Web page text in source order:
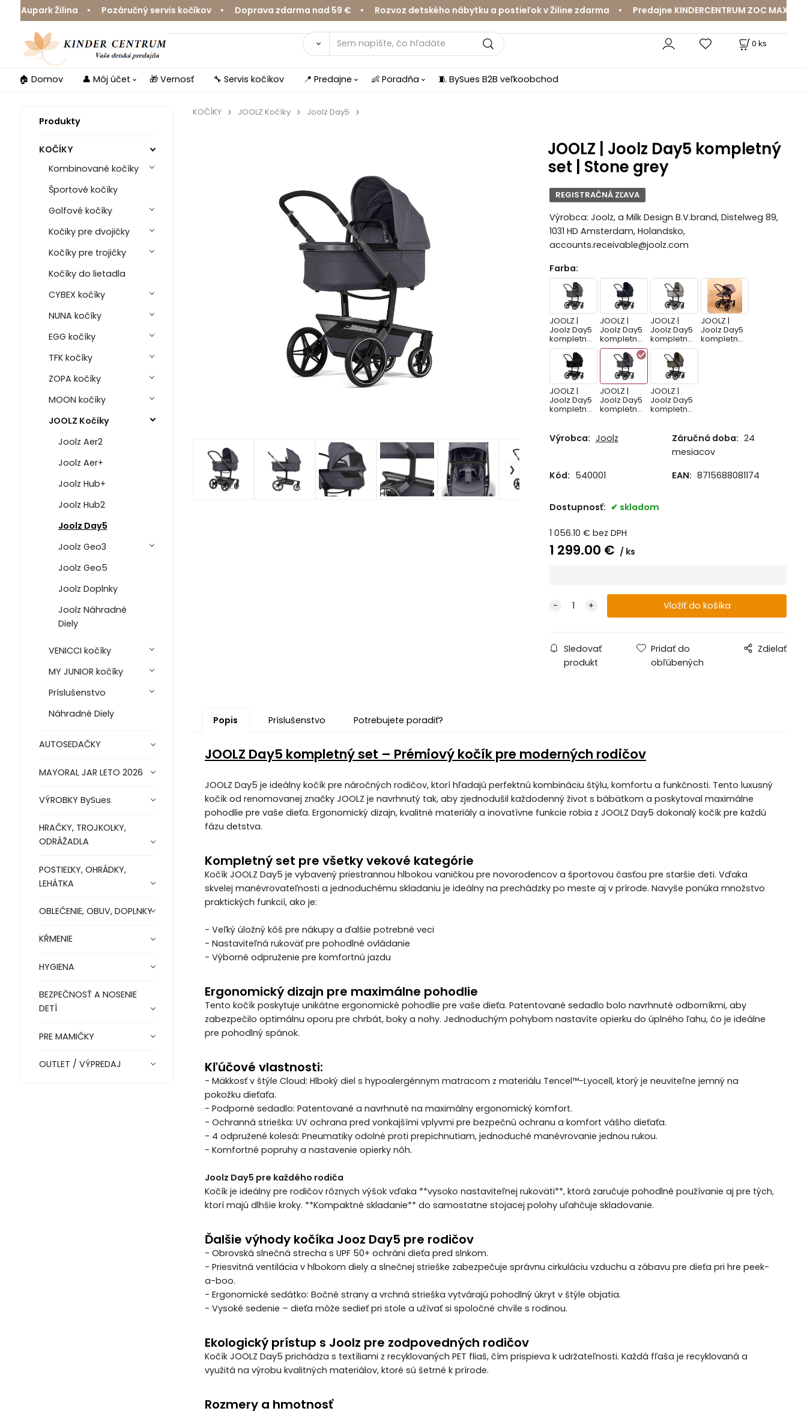
Žilina • Pozáručný servis kočíkov • Doprava zdarma nad 59 € • Rozvoz detského nábytku a postieľok v Žiline zdarma • Predajne KINDERCENTRUM ZOC MAX a
0 ks
🏠 Domov 👤 Môj účet 🎁 Vernosť 🔧 Servis kočíkov 📍 Predajne 👶 Poradňa 🧵 BySues B2B veľkoobchod
Produkty
KOČÍKY
Kombinované kočíky
Športové kočíky
Golfové kočíky
Kočiky pre dvojičky
Kočíky pre trojičky
Kočíky do lietadla
CYBEX kočíky
NUNA kočíky
EGG kočíky
TFK kočíky
ZOPA kočíky
MOON kočíky
JOOLZ Kočíky
Joolz Aer2
Joolz Aer+
Joolz Hub+
Joolz Hub2
Joolz Day5
Joolz Geo3
Joolz Geo5
Joolz Doplnky
Joolz Náhradné
Diely
VENICCI kočíky
MY JUNIOR kočíky
Príslušenstvo
Náhradné Diely
AUTOSEDAČKY
MAYORAL JAR LETO 2026
VÝROBKY BySues
HRAČKY, TROJKOLKY,
ODRÁŽADLA
POSTIEĽKY, OHRÁDKY,
LEHÁTKA
OBLEČENIE, OBUV, DOPLNKY
KŔMENIE
HYGIENA
BEZPEČNOSŤ A NOSENIE
DETÍ
PRE MAMIČKY
OUTLET / VÝPREDAJ
KOČÍKY JOOLZ Kočíky Joolz Day5
JOOLZ | Joolz Day5 kompletný
set | Stone grey
REGISTRAČNÁ ZĽAVA
Výrobca: Joolz, a Milk Design B.V.brand, Distelweg 89,
1031 HD Amsterdam, Holandsko,
accounts.receivable@joolz.com
Farba:
JOOLZ |
Joolz Day5
kompletný
set | Forest
green
JOOLZ |
Joolz Day5
kompletný
set | Navy
blue
JOOLZ |
Joolz Day5
kompletný
set | Sage
green
JOOLZ |
Joolz Day5
kompletný
JOOLZ |
Joolz Day5
kompletný
JOOLZ |
Joolz Day5
kompletný
JOOLZ |
Joolz Day5
kompletný
Výrobca: Joolz Záručná doba: 24
mesiacov
Kód: 540001 EAN: 8715688081174
Dostupnosť: skladom
1 056.10 € bez DPH
1 299.00 € ks
Sledovať
produkt
Pridať do
obľúbených
Zdielať
Popis Príslušenstvo Potrebujete poradiť?
JOOLZ Day5 kompletný set – Prémiový kočík pre moderných rodičov
JOOLZ Day5 je ideálny kočík pre náročných rodičov, ktorí hľadajú perfektnú kombináciu štýlu, komfortu a funkčnosti. Tento luxusný
kočík od renomovanej značky JOOLZ je navrhnutý tak, aby zjednodušil každodenný život s bábätkom a poskytoval maximálne
pohodlie pre vaše dieťa. Ergonomický dizajn, kvalitné materiály a inovatívne funkcie robia z JOOLZ Day5 dokonalý kočík pre každú
fázu detstva.
Kompletný set pre všetky vekové kategórie
Kočík JOOLZ Day5 je vybavený priestrannou hlbokou vaničkou pre novorodencov a športovou časťou pre staršie deti. Vďaka
skvelej manévrovateľnosti a jednoduchému skladaniu je ideálny na prechádzky po meste aj v prírode. Navyše ponúka množstvo
praktických funkcií, ako je:
- Veľký úložný kôš pre nákupy a ďalšie potrebné veci
- Nastaviteľná rukoväť pre pohodlné ovládanie
- Výborné odpruženie pre komfortnú jazdu
Ergonomický dizajn pre maximálne pohodlie
Tento kočík poskytuje unikátne ergonomické pohodlie pre vaše dieťa. Patentované sedadlo bolo navrhnuté odborníkmi, aby
zabezpečilo optimálnu oporu pre chrbát, boky a nohy. Jednoduchým pohybom nastavíte opierku do úplného ľahu, čo je ideálne
pre pohodlný spánok.
Kľúčové vlastnosti:
- Mäkkosť v štýle Cloud: Hlboký diel s hypoalergénnym matracom z materiálu Tencel™-Lyocell, ktorý je neuviteľne jemný na
pokožku dieťaťa.
- Podporné sedadlo: Patentované a navrhnuté na maximálny ergonomický komfort.
- Ochranná strieška: UV ochrana pred vonkajšími vplyvmi pre bezpečnú ochranu a komfort vášho dieťaťa.
- 4 odpružené kolesá: Pneumatiky odolné proti prepichnutiam, jednoduché manévrovanie jednou rukou.
- Komfortné popruhy a nastavenie opierky nôh.
Joolz Day5 pre každého rodiča
Kočík je ideálny pre rodičov rôznych výšok vďaka **vysoko nastaviteľnej rukoväti**, ktorá zaručuje pohodlné používanie aj pre tých,
ktorí majú dlhšie kroky. **Kompaktné skladanie** do samostatne stojacej polohy uľahčuje skladovanie.
Ďalšie výhody kočíka Jooz Day5 pre rodičov
- Obrovská slnečná strecha s UPF 50+ ochráni dieťa pred slnkom.
- Priesvitná ventilácia v hlbokom diely a slnečnej strieške zabezpečuje správnu cirkuláciu vzduchu a zábavu pre dieťa pri hre peek-
a-boo.
- Ergonomické sedátko: Bočné strany a vrchná strieška vytvárajú pohodlný úkryt v štýle objatia.
- Vysoké sedenie – dieťa môže sedieť pri stole a užívať si spoločné chvíle s rodinou.
Ekologický prístup s Joolz pre zodpovedných rodičov
Kočík JOOLZ Day5 prichádza s textíliami z recyklovaných PET fliaš, čím prispieva k udržateľnosti. Každá fľaša je recyklovaná a
využitá na výrobu kvalitných materiálov, ktoré sú šetrné k prírode.
Rozmery a hmotnosť